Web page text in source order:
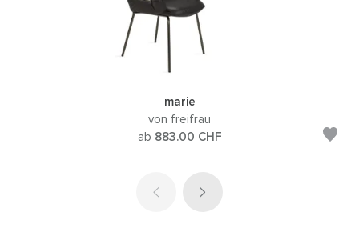
marie
von freifrau
ab 883.00 CHF